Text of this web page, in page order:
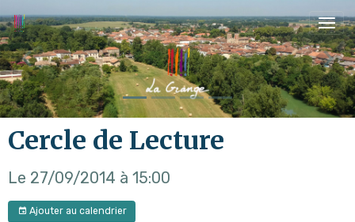
Cercle de Lecture
Le 27/09/2014 à 15:00
Ajouter au calendrier